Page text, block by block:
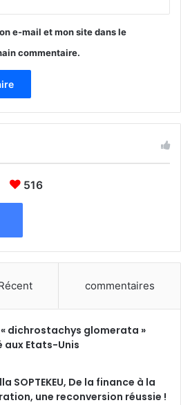
e-mail et mon site dans le
commentaire.
516
commentaires
dichrostachys glomerata »
Etats-Unis
SOPTEKEU, De la finance à la
une reconversion réussie !